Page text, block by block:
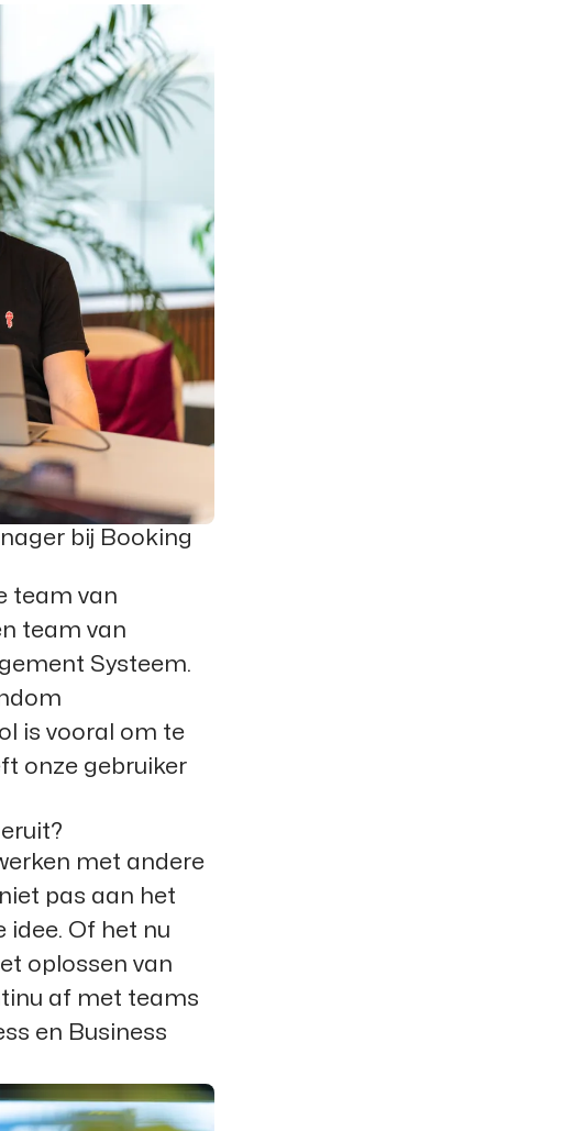
bij Booking
team van
team van
Systeem.
is vooral om te
onze gebruiker
met andere
pas aan het
idee. Of het nu
oplossen van
af met teams
en Business